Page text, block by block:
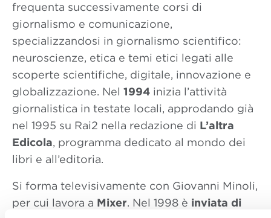
frequenta successivamente corsi di
giornalismo e comunicazione,
specializzandosi in giornalismo scientifico:
neuroscienze, etica e temi etici legati alle
scoperte scientifiche, digitale, innovazione e
globalizzazione. Nel 1994 inizia l’attività
giornalistica in testate locali, approdando già
nel 1995 su Rai2 nella redazione di L’altra
Edicola, programma dedicato al mondo dei
libri e all’editoria.
Si forma televisivamente con Giovanni Minoli,
per cui lavora a Mixer. Nel 1998 è inviata di